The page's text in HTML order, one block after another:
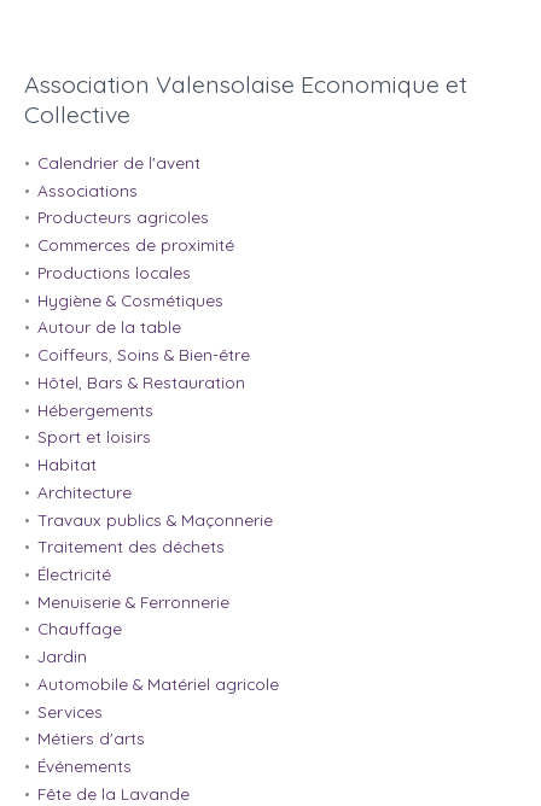
Association Valensolaise Economique et
Collective
Calendrier de l'avent
Associations
Producteurs agricoles
Commerces de proximité
Productions locales
Hygiène & Cosmétiques
Autour de la table
Coiffeurs, Soins & Bien-être
Hôtel, Bars & Restauration
Hébergements
Sport et loisirs
Habitat
Architecture
Travaux publics & Maçonnerie
Traitement des déchets
Électricité
Menuiserie & Ferronnerie
Chauffage
Jardin
Automobile & Matériel agricole
Services
Métiers d'arts
Événements
Fête de la Lavande